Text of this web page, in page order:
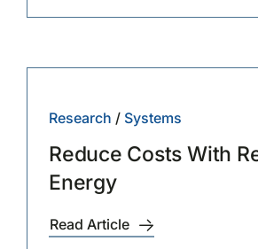
Research / Systems
Reduce Costs With
Energy
Read Article